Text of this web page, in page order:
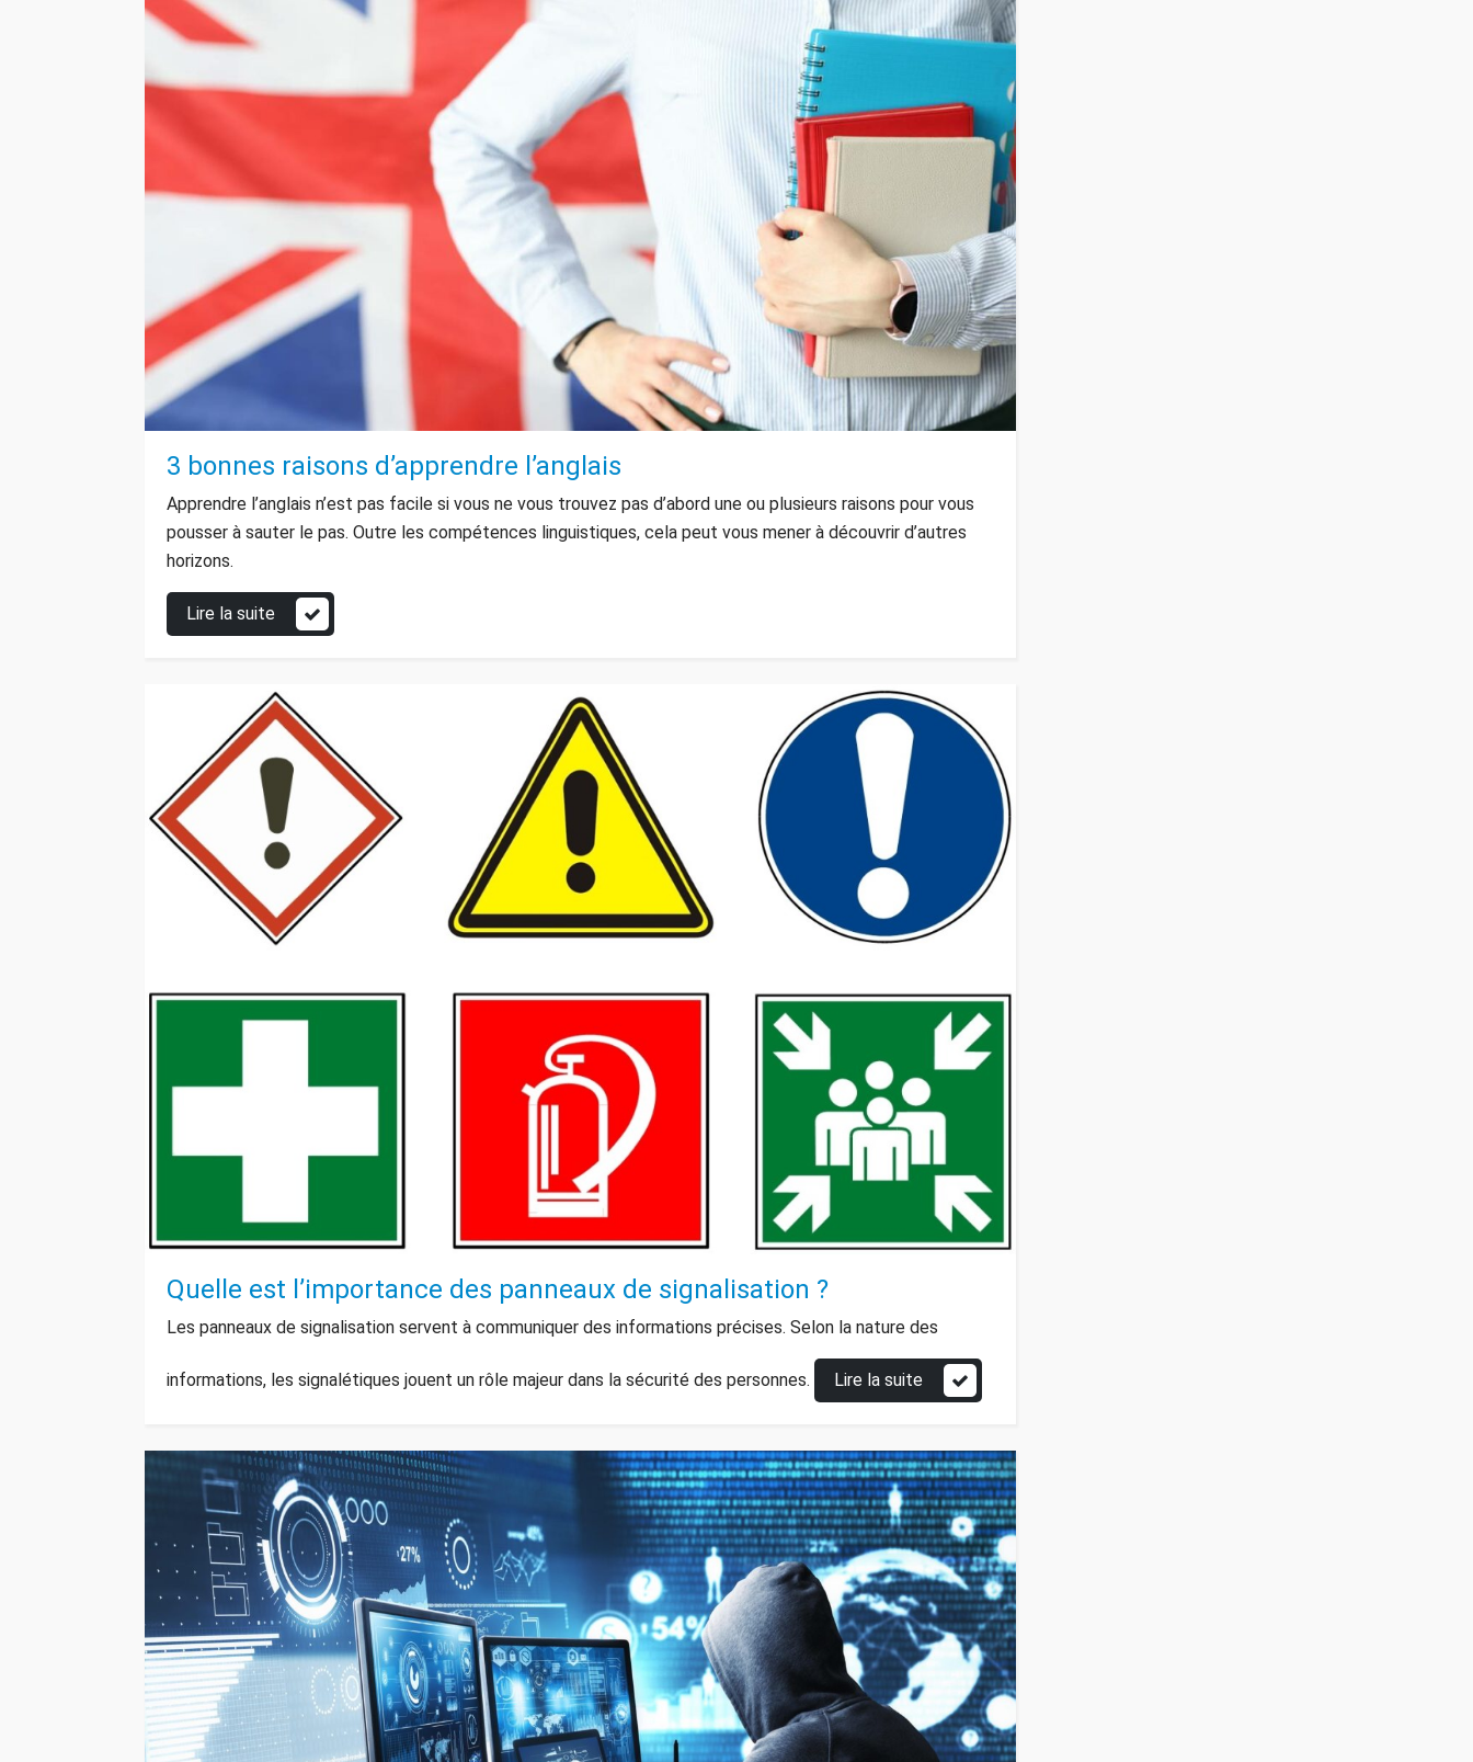
3 bonnes raisons d’apprendre l’anglais
Apprendre l’anglais n’est pas facile si vous ne vous trouvez pas d’abord une ou plusieurs raisons pour vous
pousser à sauter le pas. Outre les compétences linguistiques, cela peut vous mener à découvrir d’autres
horizons.
Lire la suite
Quelle est l’importance des panneaux de signalisation ?
Les panneaux de signalisation servent à communiquer des informations précises. Selon la nature des
informations, les signalétiques jouent un rôle majeur dans la sécurité des personnes. Lire la suite